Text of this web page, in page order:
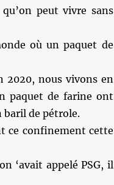
peut vivre sans
où un paquet de
2020, nous vivons en
paquet de farine ont
baril de pétrole.
ce confinement cette
‘avait appelé PSG, il